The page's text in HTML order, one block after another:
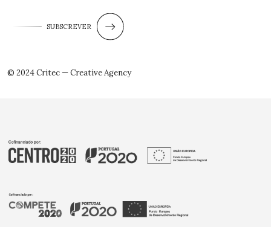
SUBSCREVER
© 2024 Critec — Creative Agency